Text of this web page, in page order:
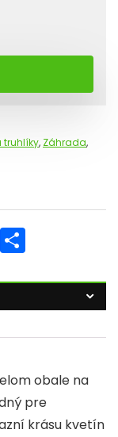
truhlíky, Záhrada,
M
e
g
ar
e
obale na
pre
krásu kvetín